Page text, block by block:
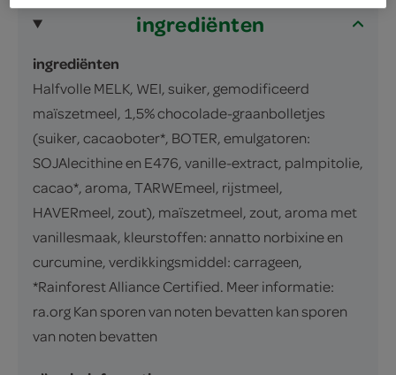
ingrediënten
ingrediënten
Halfvolle MELK, WEI, suiker, gemodificeerd
maïszetmeel, 1,5% chocolade-graanbolletjes
(suiker, cacaoboter*, BOTER, emulgatoren:
SOJAlecithine en E476, vanille-extract, palmpitolie,
cacao*, aroma, TARWEmeel, rijstmeel,
HAVERmeel, zout), maïszetmeel, zout, aroma met
vanillesmaak, kleurstoffen: annatto norbixine en
curcumine, verdikkingsmiddel: carrageen,
*Rainforest Alliance Certified. Meer informatie:
ra.org Kan sporen van noten bevatten kan sporen
van noten bevatten